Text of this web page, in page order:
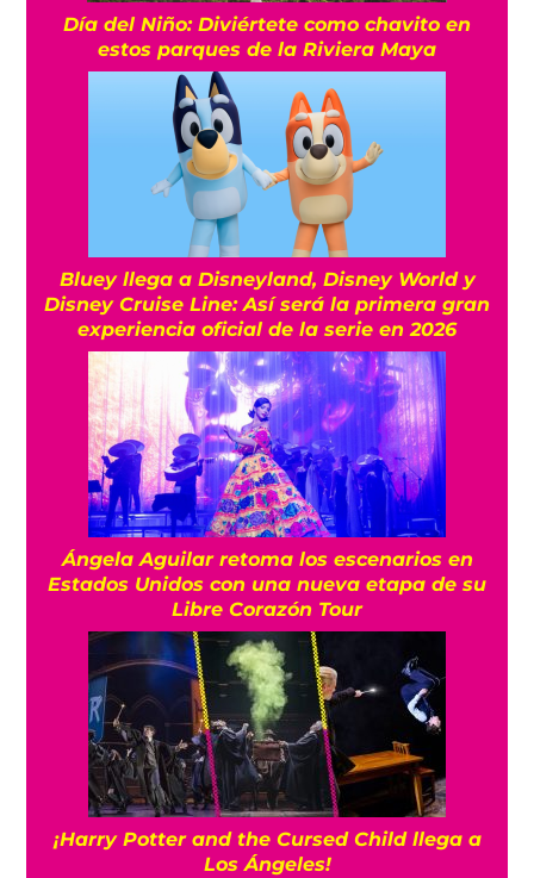
Día del Niño: Diviértete como chavito en
estos parques de la Riviera Maya
Bluey llega a Disneyland, Disney World y
Disney Cruise Line: Así será la primera gran
experiencia oficial de la serie en 2026
Ángela Aguilar retoma los escenarios en
Estados Unidos con una nueva etapa de su
Libre Corazón Tour
¡Harry Potter and the Cursed Child llega a
Los Ángeles!